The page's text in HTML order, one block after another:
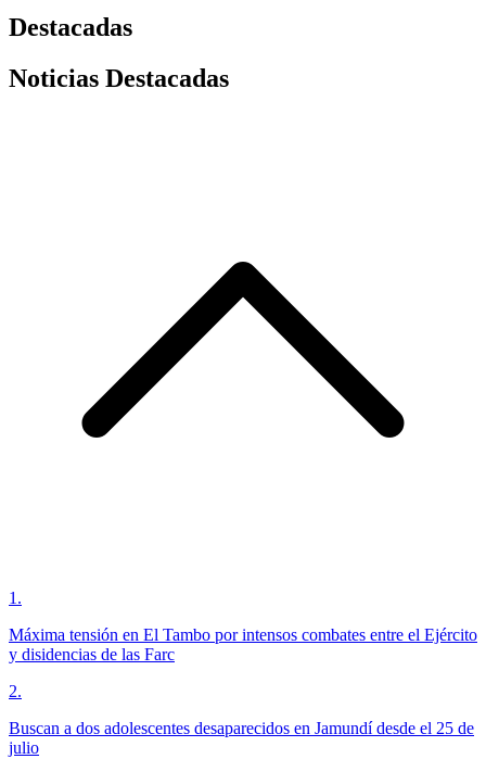
Destacadas
Noticias Destacadas
1 .
Máxima tensión en El Tambo por intensos combates entre el Ejército
y disidencias de las Farc
2.
Buscan a dos adolescentes desaparecidos en Jamundí desde el 25 de
julio